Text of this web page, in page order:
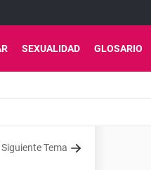
SEXUALIDAD GLOSARIO
Siguiente Tema